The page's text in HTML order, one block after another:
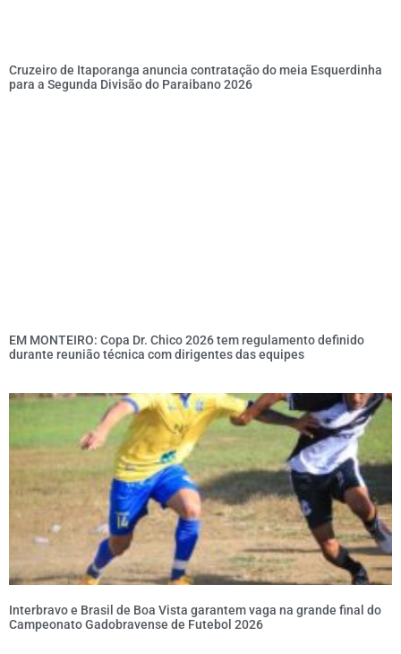
Cruzeiro de Itaporanga anuncia contratação do meia Esquerdinha
para a Segunda Divisão do Paraibano 2026
EM MONTEIRO: Copa Dr. Chico 2026 tem regulamento definido
durante reunião técnica com dirigentes das equipes
Interbravo e Brasil de Boa Vista garantem vaga na grande final do
Campeonato Gadobravense de Futebol 2026